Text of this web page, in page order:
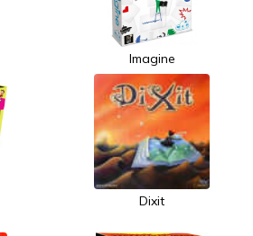
Imagine
Dixit